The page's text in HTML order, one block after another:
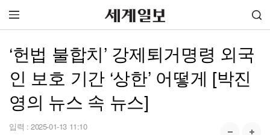
‘헌법 불합치’ 강제퇴거명령 외국
인 보호 기간 ‘상한’ 어떻게 [박진
영의 뉴스 속 뉴스]
입력 : 2025-01-13 11:10